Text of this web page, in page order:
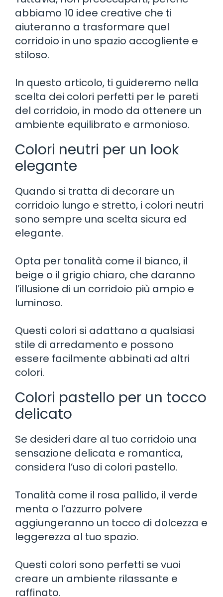
abbiamo 10 idee creative che ti
aiuteranno a trasformare quel
corridoio in uno spazio accogliente e
stiloso.
In questo articolo, ti guideremo nella
scelta dei colori perfetti per le pareti
del corridoio, in modo da ottenere un
ambiente equilibrato e armonioso.
Colori neutri per un look
elegante
Quando si tratta di decorare un
corridoio lungo e stretto, i colori neutri
sono sempre una scelta sicura ed
elegante.
Opta per tonalità come il bianco, il
beige o il grigio chiaro, che daranno
l’illusione di un corridoio più ampio e
luminoso.
Questi colori si adattano a qualsiasi
stile di arredamento e possono
essere facilmente abbinati ad altri
colori.
Colori pastello per un tocco
delicato
Se desideri dare al tuo corridoio una
sensazione delicata e romantica,
considera l’uso di colori pastello.
Tonalità come il rosa pallido, il verde
menta o l’azzurro polvere
aggiungeranno un tocco di dolcezza e
leggerezza al tuo spazio.
Questi colori sono perfetti se vuoi
creare un ambiente rilassante e
raffinato.